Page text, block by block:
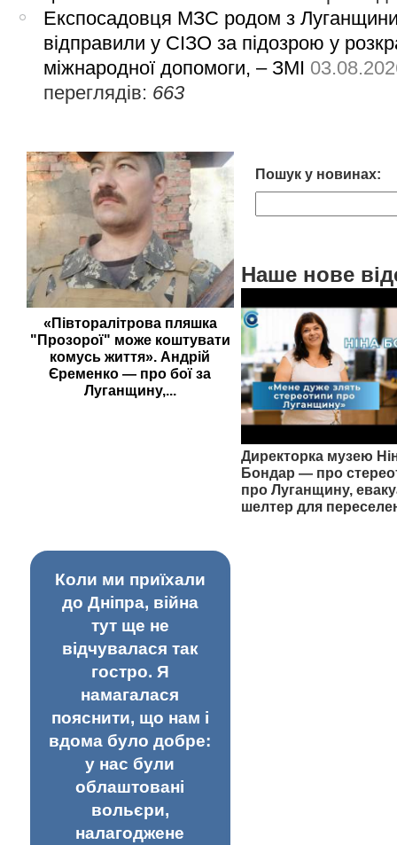
Експосадовця МЗС родом з
відправили у СІЗО за підозрою у
міжнародної допомоги, – ЗМІ
переглядів: 663
«Півторалітрова пляшка
"Прозорої" може коштувати
комусь життя». Андрій
Єременко — про бої за
Луганщину,...
Пошук у новинах:
Наше нове
Директорка музею
Бондар — про
про Луганщину,
шелтер для
Коли ми приїхали
до Дніпра, війна
тут ще не
відчувалася так
гостро. Я
намагалася
пояснити, що нам і
вдома було добре:
у нас були
облаштовані
вольєри,
налагоджене